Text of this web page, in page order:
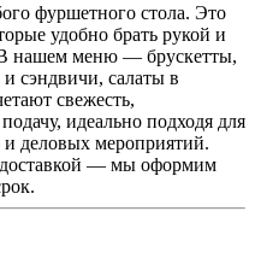
фуршетного стола. Это
удобно брать рукой и
нашем меню — брускетты,
сэндвичи, салаты в
свежесть,
идеально подходя для
и деловых мероприятий.
доставкой — мы оформим